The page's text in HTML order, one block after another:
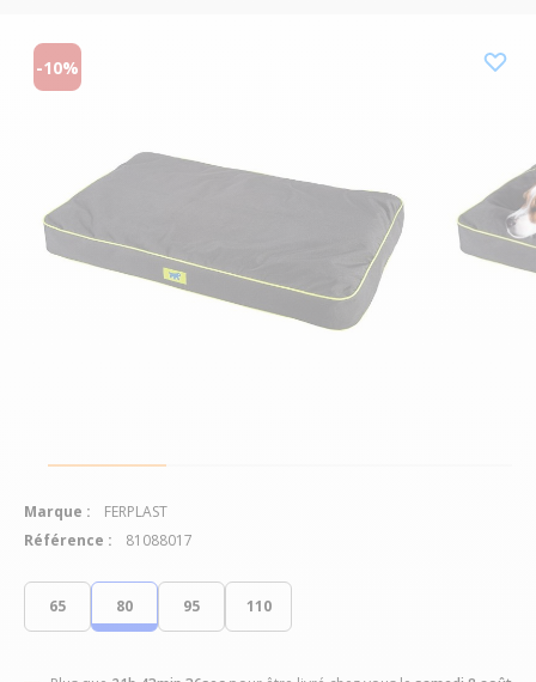
65 80 95 110
-10%
Marque :
FERPLAST
Référence :
81088017